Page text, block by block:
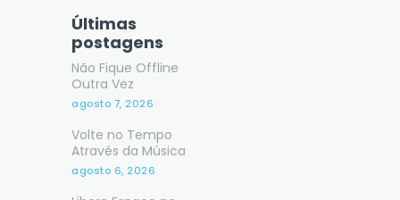
Últimas
postagens
Não Fique Offline
Outra Vez
agosto 7, 2026
Volte no Tempo
Através da Música
agosto 6, 2026